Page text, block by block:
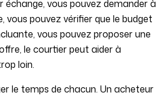
vous pouvez demander à
vous pouvez vérifier que le budget
vous pouvez proposer une
le courtier peut aider à
loin.
le temps de chacun. Un acheteur